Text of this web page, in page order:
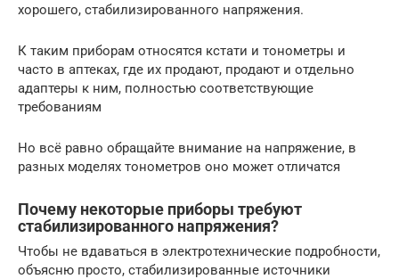
хорошего, стабилизированного напряжения.
К таким приборам относятся кстати и тонометры и
часто в аптеках, где их продают, продают и отдельно
адаптеры к ним, полностью соответствующие
требованиям
Но всё равно обращайте внимание на напряжение, в
разных моделях тонометров оно может отличатся
Почему некоторые приборы требуют
стабилизированного напряжения?
Чтобы не вдаваться в электротехнические подробности,
объясню просто, стабилизированные источники